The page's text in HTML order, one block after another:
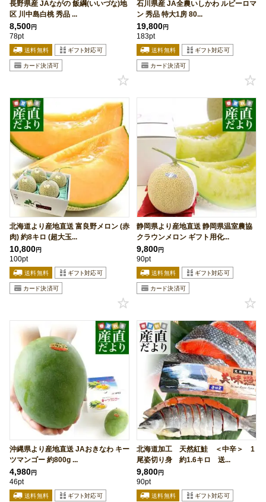
長野県産 JAながの 飯綱(いいづな)地
区 川中島白桃 秀品 ...
8,500円
78pt
石川県産 JA全農いしかわ ルビーロマ
ン 秀品 特大1房 80...
19,800円
183pt
北海道より産地直送 富良野メロン (赤
肉) 約8キロ (超大玉...
10,800円
100pt
静岡県より産地直送 静岡県温室農協
クラウンメロン ギフト用化...
9,800円
90pt
沖縄県より産地直送 JAおきなわ キー
ツマンゴー 約800g ...
4,980円
46pt
北海道加工 天然紅鮭 ＜中辛＞ 1
尾姿切り身 約1.6キロ 送...
9,800円
90pt